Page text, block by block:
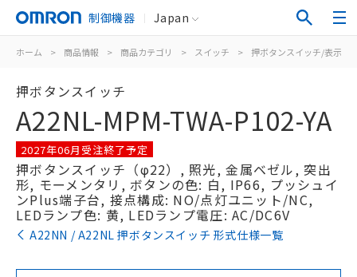
制御機器 Japan
ホーム > 商品情報 > 商品カテゴリ > スイッチ > 押ボタンスイッチ/表示灯
押ボタンスイッチ
A22NL-MPM-TWA-P102-YA
2027年06月受注終了予定
押ボタンスイッチ（φ22）, 照光, 金属ベゼル, 突出
形, モーメンタリ, ボタンの色: 白, IP66, プッシュイ
ンPlus端子台, 接点構成: NO/点灯ユニット/NC,
LEDランプ色: 黄, LEDランプ電圧: AC/DC6V
A22NN / A22NL 押ボタンスイッチ 形式仕様一覧